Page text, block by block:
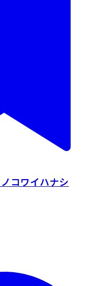
コワイハナシ